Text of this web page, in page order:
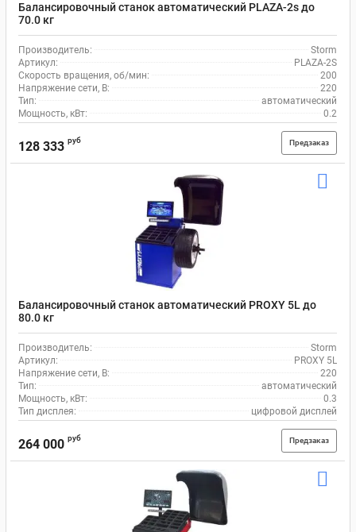
Балансировочный станок автоматический PLAZA-2s до
70.0 кг
Производитель:
Storm
Артикул:
PLAZA-2S
Скорость вращения, об/мин:
200
Напряжение сети, В:
220
Тип:
автоматический
Мощность, кВт:
0.2
128 333 руб Предзаказ
Балансировочный станок автоматический PROXY 5L до
80.0 кг
Производитель:
Storm
Артикул:
PROXY 5L
Напряжение сети, В:
220
Тип:
автоматический
Мощность, кВт:
0.3
Тип дисплея:
цифровой дисплей
264 000 руб Предзаказ